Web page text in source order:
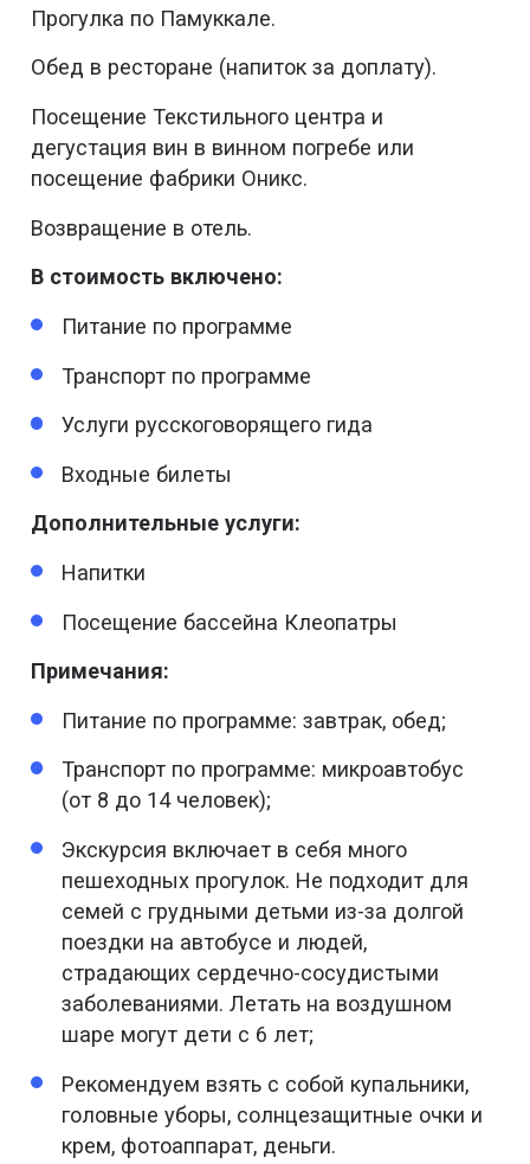
Прогулка по Памуккале.
Обед в ресторане (напиток за доплату).
Посещение Текстильного центра и
дегустация вин в винном погребе или
посещение фабрики Оникс.
Возвращение в отель.
В стоимость включено:
Питание по программе
Транспорт по программе
Услуги русскоговорящего гида
Входные билеты
Дополнительные услуги:
Напитки
Посещение бассейна Клеопатры
Примечания:
Питание по программе: завтрак, обед;
Транспорт по программе: микроавтобус
(от 8 до 14 человек);
Экскурсия включает в себя много
пешеходных прогулок. Не подходит для
семей с грудными детьми из-за долгой
поездки на автобусе и людей,
страдающих сердечно-сосудистыми
заболеваниями. Летать на воздушном
шаре могут дети с 6 лет;
Рекомендуем взять с собой купальники,
головные уборы, солнцезащитные очки и
крем, фотоаппарат, деньги.